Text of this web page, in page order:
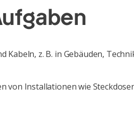
Kabeln, z. B. in Gebäuden,
von Installationen wie